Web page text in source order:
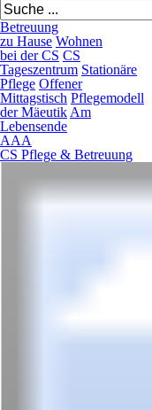
Betreuung
zu Hause Wohnen
bei der CS CS
Tageszentrum Stationäre
Pflege Offener
Mittagstisch Pflegemodell
der Mäeutik Am
Lebensende
AAA
CS Pflege & Betreuung